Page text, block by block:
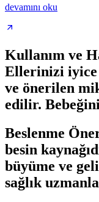
devamını oku
Kullanım ve
Ellerinizi iyice
ve önerilen
edilir.
Beslenme
besin
büyüme ve
sağlık